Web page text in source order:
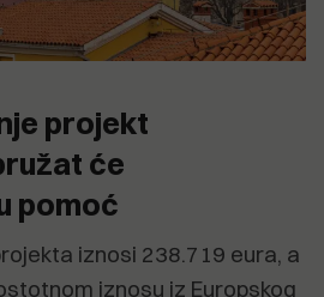
projekt
će
pomoć
iznosi 238.719 eura, a
iznosu iz Europskog